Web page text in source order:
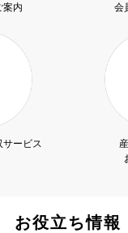
案内 会
ービス
お役立ち情報